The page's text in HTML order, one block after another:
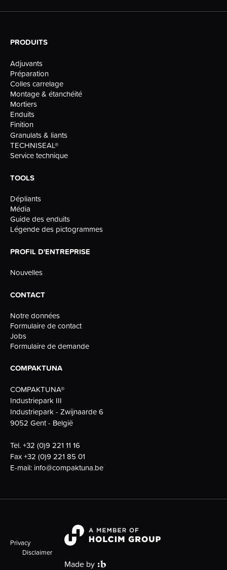
PRODUITS
Adjuvants
Préparation
Colles carrelage
Montage & étanchéité
Mortiers
Enduits
Finition
Granulats & liants
TECHNISEAL®
Service technique
TOOLS
Dépliants
Média
Guide des enduits
Légende des pictogrammes
PROFIL D'ENTREPRISE
Nouvelles
CONTACT
Notre données
Formulaire de contact
Jobs
Formulaire de demande
COMPAKTUNA
COMPAKTUNA®
Industriepark III
Industriepark - Zwijnaarde 6
9052 Gent - België
Tel.+32 (0)9 221 11 16
Fax+32 (0)9 221 85 01
E-mail: info@compaktuna.be
Privacy
Disclaimer
Made by